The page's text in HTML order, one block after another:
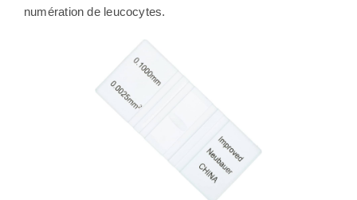
numération de leucocytes.